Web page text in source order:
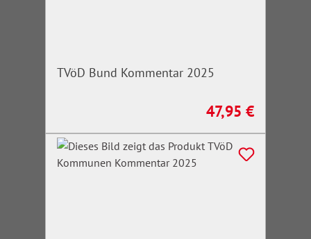
TVöD Bund Kommentar 2025
Regulärer Preis:
47,95 €